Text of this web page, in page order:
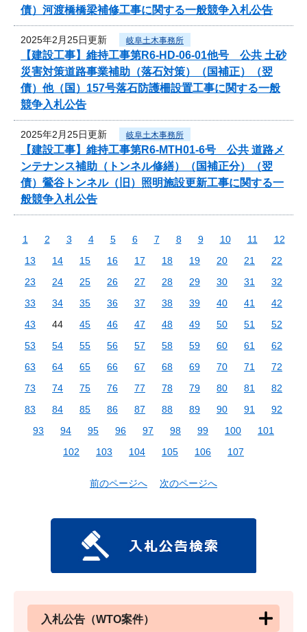
債）河渡橋橋梁補修工事に関する一般競争入札公告
2025年2月25日更新 岐阜土木事務所
【建設工事】維持工事第R6-HD-06-01他号 公共 土砂
災害対策道路事業補助（落石対策）（国補正）（翌
債）他（国）157号落石防護柵設置工事に関する一般
競争入札公告
2025年2月25日更新 岐阜土木事務所
【建設工事】維持工事第R6-MTH01-6号 公共 道路メ
ンテナンス補助（トンネル修繕）（国補正分）（翌
債）鶯谷トンネル（旧）照明施設更新工事に関する一
般競争入札公告
1 2 3 4 5 6 7 8 9 10 11
12
13
14 15 16 17 18 19 20 21
22
23
24 25 26 27 28 29 30 31
32
33
34 35 36 37 38 39 40 41
42
43
44 45 46 47 48 49 50 51
52
53
54 55 56 57 58 59 60 61
62
63
64 65 66 67 68 69 70 71
72
73
74 75 76 77 78 79 80 81
82
83
84 85 86 87 88 89 90 91
92
93
94 95 96 97 98 99 100
101
102
103 104 105 106 107
前のページへ 次のページへ
入札公告（WTO案件）